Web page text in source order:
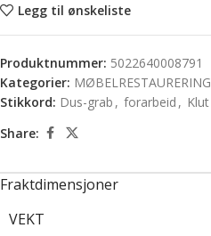
Legg til ønskeliste
Produktnummer: 5022640008791
Kategorier: MØBELRESTAURERING
Stikkord: Dus-grab , forarbeid , Klut
Share:
Fraktdimensjoner
VEKT